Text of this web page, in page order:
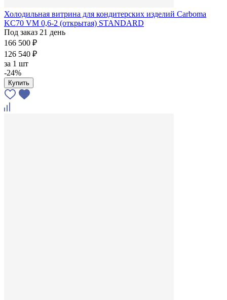
Холодильная витрина для кондитерских изделий Carboma
KC70 VM 0,6-2 (открытая) STANDARD
Под заказ 21 день
166 500 ₽
126 540 ₽
за 1 шт
-24%
Купить